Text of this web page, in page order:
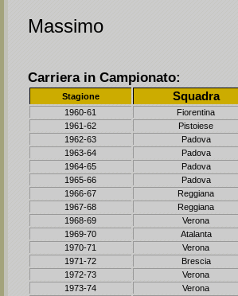
Massimo
Carriera in Campionato:
Stagione Squadra
1960-61
Fiorentina
1961-62
Pistoiese
1962-63
Padova
1963-64
Padova
1964-65
Padova
1965-66
Padova
1966-67
Reggiana
1967-68
Reggiana
1968-69
Verona
1969-70
Atalanta
1970-71
Verona
1971-72
Brescia
1972-73
Verona
1973-74
Verona